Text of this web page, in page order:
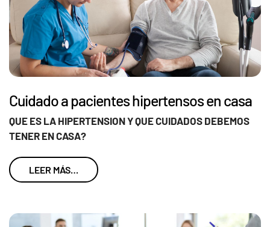
Cuidado a pacientes hipertensos en casa
QUE ES LA HIPERTENSION Y QUE CUIDADOS DEBEMOS
TENER EN CASA?
LEER MÁS…